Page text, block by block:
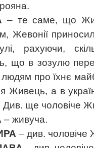
– те саме, що
Жевонії
рахуючи,
що в зозулю
людям про їхнє
Живець, а в
ще чоловіче
– живуча.
– див.